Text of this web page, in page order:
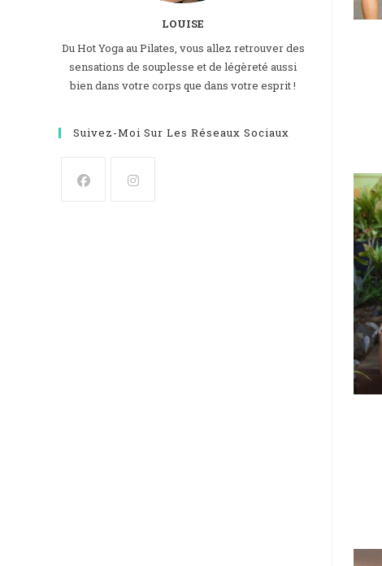
LOUISE
Du Hot Yoga au Pilates, vous allez retrouver des
sensations de souplesse et de légèreté aussi
bien dans votre corps que dans votre esprit !
Suivez-Moi Sur Les Réseaux Sociaux